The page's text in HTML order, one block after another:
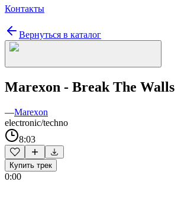
Контакты
Вернуться в каталог
Marexon - Break The Walls
—Marexon
electronic/techno
8:03
Купить трек
0:00